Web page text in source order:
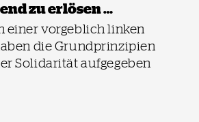
zu erlösen …
einer vorgeblich linken
die Grundprinzipien
Solidarität aufgegeben